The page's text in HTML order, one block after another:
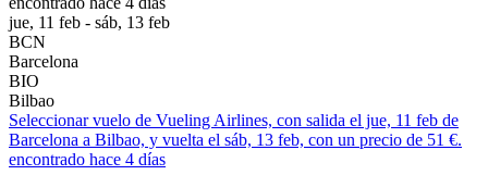
jue, 11 feb - sáb, 13 feb
BCN
Barcelona
BIO
Bilbao
Seleccionar vuelo de Vueling Airlines, con salida el jue, 11 feb de
Barcelona a Bilbao, y vuelta el sáb, 13 feb, con un precio de 51 €.
encontrado hace 4 días